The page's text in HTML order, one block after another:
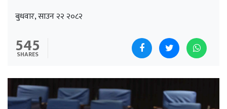
बुधवार, साउन २२ २०८२
545
SHARES